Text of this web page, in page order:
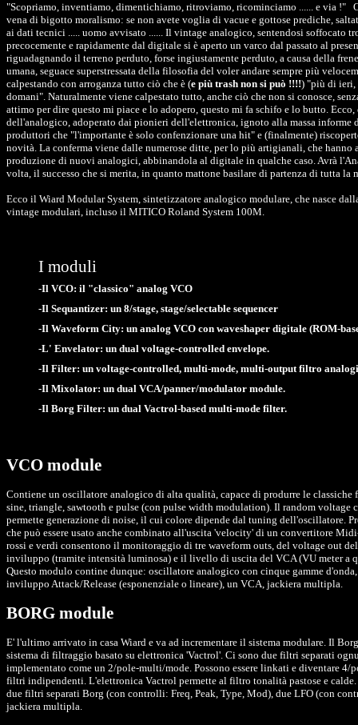
"Scopriamo, inventiamo, dimentichiamo, ritroviamo, ricominciamo ...... e via !"
vena di bigotto moralismo: se non avete voglia di vacue e gottose prediche,
ai dati tecnici ..... uomo avvisato ...... Il vintage analogico, sentendosi soffocato
precocemente e rapidamente dal digitale si è aperto un varco dal passato al
riguadagnando il terreno perduto, forse ingiustamente perduto, a causa della
umana, seguace superstressata della filosofia del voler andare sempre più
calpestando con arroganza tutto ciò che è (e più trash non si può !!!!) "più di ieri,
domani". Naturalmente viene calpestato tutto, anche ciò che non si conosce,
attimo per dire questo mi piace e lo adopero, questo mi fa schifo e lo butto. Ecco,
dell'analogico, adoperato dai pionieri dell'elettronica, ignoto alla massa informe
produttori che "l'importante è solo confenzionare una hit" e (finalmente)
novità. La conferma viene dalle numerose ditte, per lo più artigianali, che hanno
produzione di nuovi analogici, abbinandola al digitale in qualche caso. Avrà
volta, il successo che si merita, in quanto mattone basilare di partenza di tutta la
Ecco il Wiard Modular System, sintetizzatore analogico modulare, che nasce
vintage modulari, incluso il MITICO Roland System 100M.
I moduli
-Il VCO: il "classico" analog VCO
-Il Sequantizer: un 8/stage, stage/selectable sequencer
-Il Waveform City: un analog VCO con waveshaper digitale (ROM-
-L' Envelator: un dual voltage-controlled envelope.
-Il Filter: un voltage-controlled, multi-mode, multi-output filtro
-Il Mixolator: un dual VCA/panner/modulator module.
-Il Borg Filter: un dual Vactrol-based multi-mode filter.
VCO module
Contiene un oscillatore analogico di alta qualità, capace di produrre le classiche
sine, triangle, sawtooth e pulse (con pulse width modulation). Il random voltage
permette generazione di noise, il cui colore dipende dal tuning dell'oscillatore.
che può essere usato anche combinato all'uscita 'velocity' di un convertitore
rossi e verdi consentono il monitoraggio di tre waveform outs, del voltage out
inviluppo (tramite intensità luminosa) e il livello di uscita del VCA (VU meter a
Questo modulo contine dunque: oscillatore analogico con cinque gamme
inviluppo Attack/Release (esponenziale o lineare), un VCA, jackiera multipla.
BORG module
E' l'ultimo arrivato in casa Wiard e va ad incrementare il sistema modulare. Il
sistema di filtraggio basato su elettronica 'Vactrol'. Ci sono due filtri separati
implementato come un 2/pole-multi/mode. Possono essere linkati e diventare 4/
filtri indipendenti. L'elettronica Vactrol permette al filtro tonalità pastose e
due filtri separati Borg (con controlli: Freq, Peak, Type, Mod), due LFO (con
jackiera multipla.